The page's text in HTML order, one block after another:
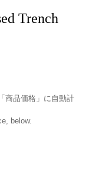
Trench
商品価格」に自動計
below.